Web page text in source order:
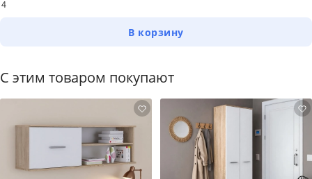
4
В корзину
С этим товаром покупают